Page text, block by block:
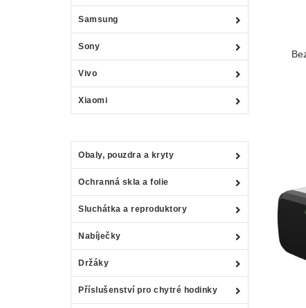
Samsung
Sony
Vivo
Xiaomi
Obaly, pouzdra a kryty
Ochranná skla a folie
Sluchátka a reproduktory
Nabíječky
Držáky
Příslušenství pro chytré hodinky